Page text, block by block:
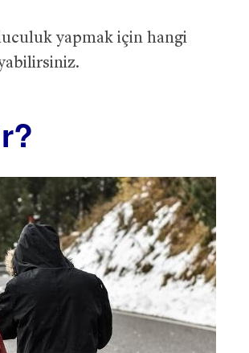
yapmak için hangi